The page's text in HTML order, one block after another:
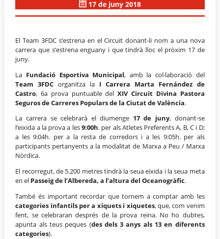
17 de juny 2018
El Team 3FDC s’estrena en el Circuit donant-li nom a una nova
carrera que s’estrena enguany i que tindrà lloc el pròxim 17 de
juny.
La Fundació Esportiva Municipal, amb la col·laboració del
Team 3FDC organitza la I Carrera Marta Fernández de
Castro, 6a prova puntuable delXIV Circuit Divina Pastora
Seguros de Carreres Populars de la Ciutat de València.
La carrera se celebrarà el diumenge 17 de juny, donant-se
l’eixida a la prova a les9:00h. per als Atletes Preferents A, B, C i D;
a les 9:04h. per a la resta de corredors i a les 9:05h. per als
participants pertanyents a la modalitat de Marxa a Peu / Marxa
Nòrdica.
El recorregut, de 5.200 metres tindrà la seua eixida i la seua meta
en el Passeig de l’Albereda, a l’altura del Oceanogràfic.
També és important recordar que tornem a comptar amb les
categories infantils per a xiquets i xiquetes, que, com venim
fent, se celebraran després de la prova reina. No ho dubtes,
apunta als teus peques (des dels 3 anys als 13 en diferents
categories).